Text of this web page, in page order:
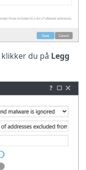
klikker du på Legg